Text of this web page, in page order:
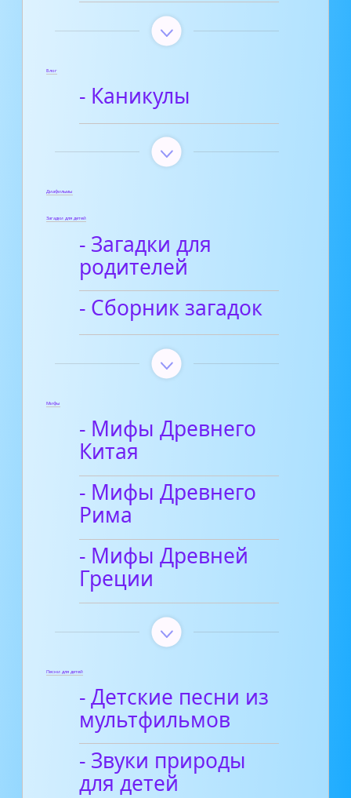
Блог
- Каникулы
Диафильмы
Загадки для детей
- Загадки для
родителей
- Сборник загадок
Мифы
- Мифы Древнего
Китая
- Мифы Древнего
Рима
- Мифы Древней
Греции
Песни для детей
- Детские песни из
мультфильмов
- Звуки природы
для детей